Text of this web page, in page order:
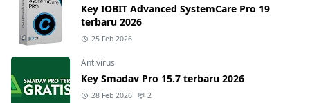
Key IOBIT Advanced SystemCare Pro 19
terbaru 2026
25 Feb 2026
Antivirus
Key Smadav Pro 15.7 terbaru 2026
28 Feb 2026 2